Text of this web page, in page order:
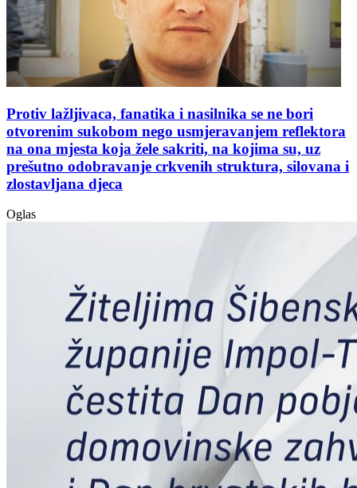
Protiv lažljivaca, fanatika i nasilnika se ne bori
otvorenim sukobom nego usmjeravanjem reflektora
na ona mjesta koja žele sakriti, na kojima su, uz
prešutno odobravanje crkvenih struktura, silovana i
zlostavljana djeca
Oglas